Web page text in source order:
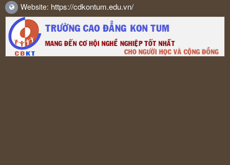
Website: https://cdkontum.edu.vn/